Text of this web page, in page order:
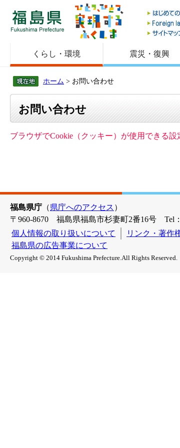
福島県
くらし・環境 震災・復興
ホーム > お問い合わせ
お問い合わせ
ブラウザでCookie（クッキー）が使用できる
福島県庁 （県庁へのアクセス ）
〒960-8670 福島県福島市杉妻町2番16号 Tel
個人情報の取り扱いについて
リンク・著作
福島県の広告事業について
Copyright © 2014 Fukushima Prefecture.All Rights Reserved.